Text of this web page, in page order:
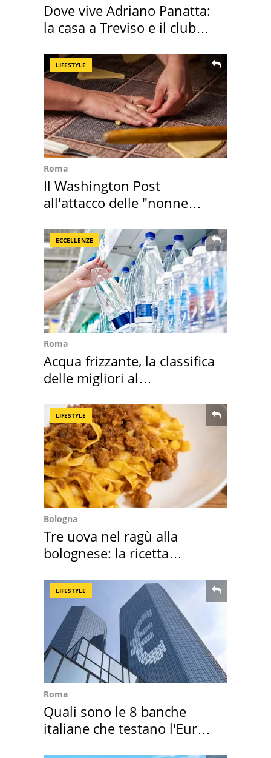
Dove vive Adriano Panatta:
la casa a Treviso e il club
LIFESTYLE
Roma
Il Washington Post
all'attacco delle "nonne
ECCELLENZE
Roma
Acqua frizzante, la classifica
delle migliori al
LIFESTYLE
Bologna
Tre uova nel ragù alla
bolognese: la ricetta
LIFESTYLE
Roma
Quali sono le 8 banche
italiane che testano l'Euro